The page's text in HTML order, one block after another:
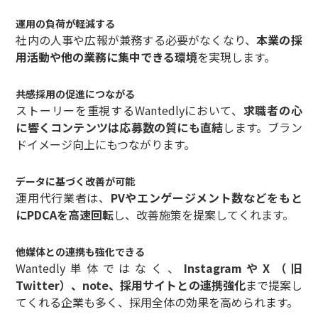
運用の負荷が軽減する
社内の人事や広報が兼務する必要がなくなり、本業の採
用活動や他の業務に集中できる環境を実現します。
共感採用の促進につながる
ストーリーを重視するWantedlyにおいて、 求職者の心
に響くコンテンツは応募数の質にも直結します。ブラン
ドイメージ向上にもつながります。
データに基づく改善が可能
運用代行業者は、 PVやエンゲージメント数などをもと
にPDCAを高速回転し、改善施策を提案してくれます。
他媒体との連携も強化できる
Wantedly単体ではなく、 InstagramやX（旧
Twitter）、note、採用サイトとの連携強化まで提案し
てくれる企業も多く、採用全体の効果を高められます。